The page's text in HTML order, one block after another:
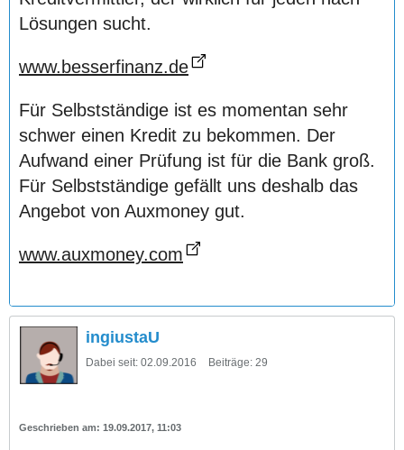
Lösungen sucht.
www.besserfinanz.de
Für Selbstständige ist es momentan sehr
schwer einen Kredit zu bekommen. Der
Aufwand einer Prüfung ist für die Bank groß.
Für Selbstständige gefällt uns deshalb das
Angebot von Auxmoney gut.
www.auxmoney.com
ingiustaU
Dabei seit: 02.09.2016 Beiträge: 29
19.09.2017, 11:03